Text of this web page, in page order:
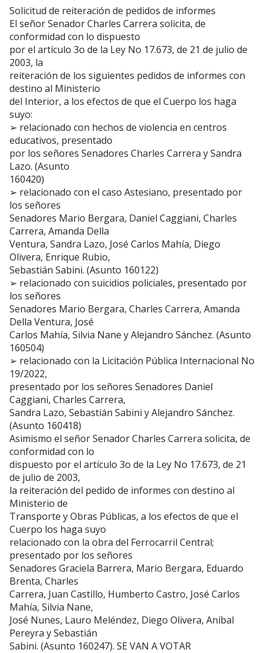
Solicitud de reiteración de pedidos de informes
El señor Senador Charles Carrera solicita, de
conformidad con lo dispuesto
por el artículo 3o de la Ley No 17.673, de 21 de julio de
2003, la
reiteración de los siguientes pedidos de informes con
destino al Ministerio
del Interior, a los efectos de que el Cuerpo los haga
suyo:
➢ relacionado con hechos de violencia en centros
educativos, presentado
por los señores Senadores Charles Carrera y Sandra
Lazo. (Asunto
160420)
➢ relacionado con el caso Astesiano, presentado por
los señores
Senadores Mario Bergara, Daniel Caggiani, Charles
Carrera, Amanda Della
Ventura, Sandra Lazo, José Carlos Mahía, Diego
Olivera, Enrique Rubio,
Sebastián Sabini. (Asunto 160122)
➢ relacionado con suicidios policiales, presentado por
los señores
Senadores Mario Bergara, Charles Carrera, Amanda
Della Ventura, José
Carlos Mahía, Silvia Nane y Alejandro Sánchez. (Asunto
160504)
➢ relacionado con la Licitación Pública Internacional No
19/2022,
presentado por los señores Senadores Daniel
Caggiani, Charles Carrera,
Sandra Lazo, Sebastián Sabini y Alejandro Sánchez.
(Asunto 160418)
Asimismo el señor Senador Charles Carrera solicita, de
conformidad con lo
dispuesto por el artículo 3o de la Ley No 17.673, de 21
de julio de 2003,
la reiteración del pedido de informes con destino al
Ministerio de
Transporte y Obras Públicas, a los efectos de que el
Cuerpo los haga suyo
relacionado con la obra del Ferrocarril Central;
presentado por los señores
Senadores Graciela Barrera, Mario Bergara, Eduardo
Brenta, Charles
Carrera, Juan Castillo, Humberto Castro, José Carlos
Mahía, Silvia Nane,
José Nunes, Lauro Meléndez, Diego Olivera, Aníbal
Pereyra y Sebastián
Sabini. (Asunto 160247). SE VAN A VOTAR